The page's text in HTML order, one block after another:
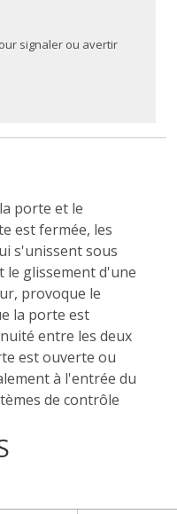
signaler ou avertir
porte et le
est fermée, les
s'unissent sous
glissement d'une
provoque le
la porte est
entre les deux
est ouverte ou
à l'entrée du
de contrôle